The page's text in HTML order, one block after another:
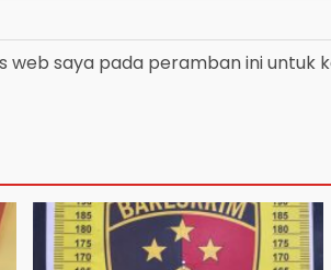
web saya pada peramban ini untuk